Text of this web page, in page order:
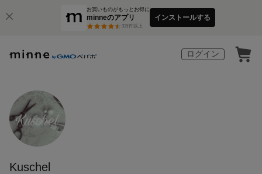
お買いものがもっとお得に
minneのアプリ
3万件以上
インストールする
ログイン
Kuschel